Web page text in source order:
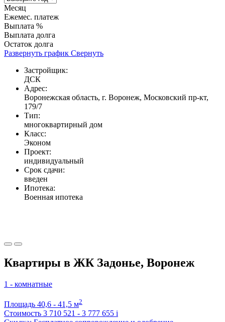
Месяц
Ежемес. платеж
Выплата %
Выплата долга
Остаток долга
Развернуть график Свернуть
Застройщик:
ДСК
Адрес:
Воронежская область, г. Воронеж, Московский пр-кт,
179/7
Тип:
многоквартирный дом
Класс:
Эконом
Проект:
индивидуальный
Срок сдачи:
введен
Ипотека:
Военная ипотека
Квартиры в ЖК Задонье, Воронеж
1 - комнатные
Площадь 40,6 - 41,5 м2
Стоимость 3 710 521 - 3 777 655 i